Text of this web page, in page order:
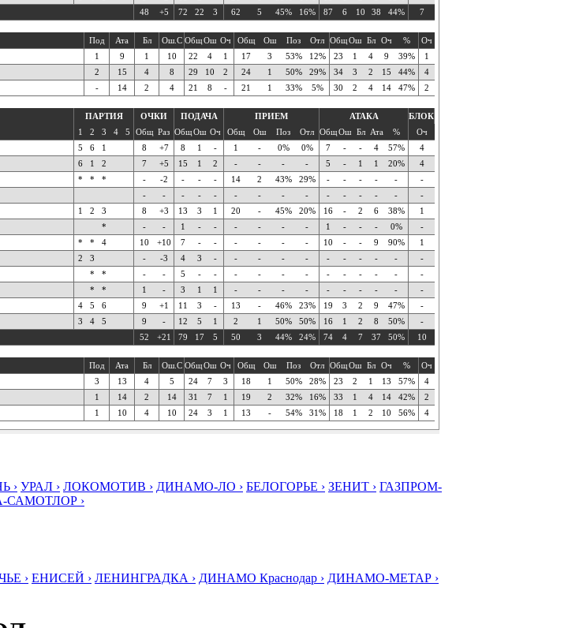
48 +5 72 22 3 62 5 45% 16% 87 6 10 38 44% 7
Под Ата Бл Ош.С ОбщОш Оч Общ Ош Поз Отл ОбщОш Бл Оч % Оч
1 9 1 10 22 4 1 17 3 53% 12% 23 1 4 9 39% 1
2 15 4 8 29 10 2 24 1 50% 29% 34 3 2 15 44% 4
- 14 2 4 21 8 - 21 1 33% 5% 30 2 4 14 47% 2
ПАРТИЯ ОЧКИ ПОДАЧА ПРИЕМ АТАКА
БЛОК
1
2 3 4 5 Общ Раз ОбщОш Оч Общ Ош Поз Отл ОбщОш Бл Ата % Оч
5 6 1 8 +7 8 1 - 1 - 0% 0% 7 - - 4 57% 4
6 1 2 7 +5 15 1 2 - - - - 5 - 1 1 20% 4
* * * - -2 - - - 14 2 43% 29% - - - - - -
- - - - - - - - - - - - - - -
1 2 3 8 +3 13 3 1 20 - 45% 20% 16 - 2 6 38% 1
* - - 1 - - - - - - 1 - - - 0% -
* * 4 10 +10 7 - - - - - - 10 - - 9 90% 1
2 3 - -3 4 3 - - - - - - - - - - -
* * - - 5 - - - - - - - - - - - -
* * 1 - 3 1 1 - - - - - - - - - -
4 5 6 9 +1 11 3 - 13 - 46% 23% 19 3 2 9 47% -
3 4 5 9 - 12 5 1 2 1 50% 50% 16 1 2 8 50% -
52 +21 79 17 5 50 3 44% 24% 74 4 7 37 50% 10
Под Ата Бл Ош.С ОбщОш Оч Общ Ош Поз Отл ОбщОш Бл Оч % Оч
3 13 4 5 24 7 3 18 1 50% 28% 23 2 1 13 57% 4
1 14 2 14 31 7 1 19 2 32% 16% 33 1 4 14 42% 2
1 10 4 10 24 3 1 13 - 54% 31% 18 1 2 10 56% 4
› УРАЛ › ЛОКОМОТИВ › ДИНАМО-ЛО › БЕЛОГОРЬЕ › ЗЕНИТ › ГАЗПРОМ-
САМОТЛОР ›
› ЕНИСЕЙ › ЛЕНИНГРАДКА › ДИНАМО Краснодар › ДИНАМО-МЕТАР ›